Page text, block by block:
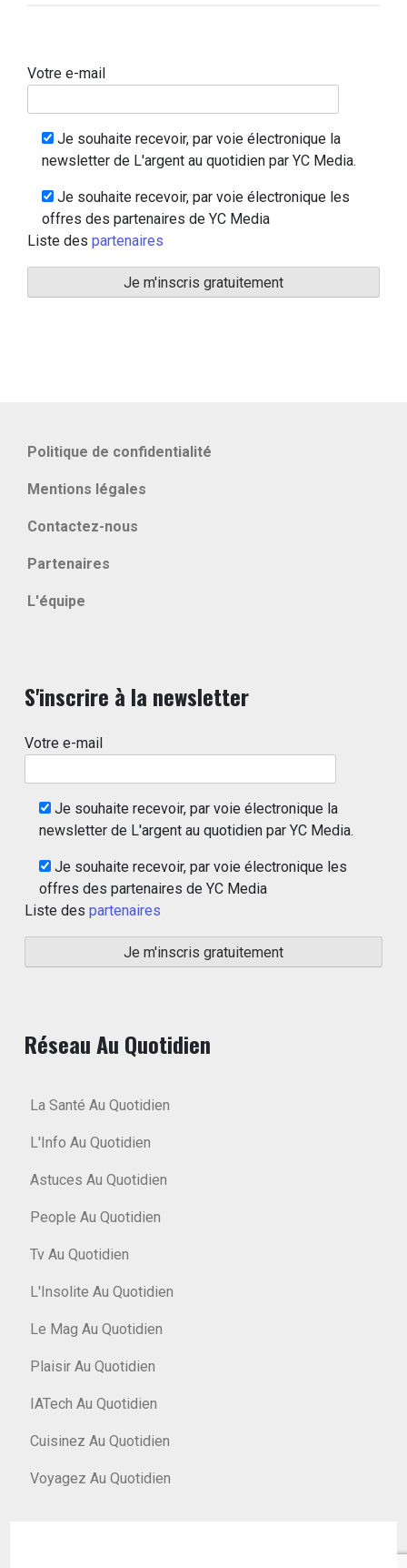
Votre e-mail
Je souhaite recevoir, par voie électronique la
newsletter de L'argent au quotidien par YC Media.
Je souhaite recevoir, par voie électronique les
offres des partenaires de YC Media
Liste des partenaires
Politique de confidentialité
Mentions légales
Contactez-nous
Partenaires
L'équipe
S'inscrire à la newsletter
Votre e-mail
Je souhaite recevoir, par voie électronique la
newsletter de L'argent au quotidien par YC Media.
Je souhaite recevoir, par voie électronique les
offres des partenaires de YC Media
Liste des partenaires
Réseau Au Quotidien
La Santé Au Quotidien
L'Info Au Quotidien
Astuces Au Quotidien
People Au Quotidien
Tv Au Quotidien
L'Insolite Au Quotidien
Le Mag Au Quotidien
Plaisir Au Quotidien
IATech Au Quotidien
Cuisinez Au Quotidien
Voyagez Au Quotidien